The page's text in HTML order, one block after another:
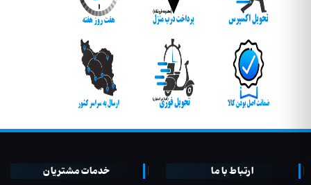
ارتباط با ما خدمات مشتریان